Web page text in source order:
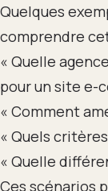
Quelques
comprendre
« Quelle
pour un site e-
« Comment
« Quels
« Quelle
Ces scénarios